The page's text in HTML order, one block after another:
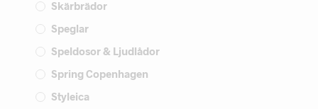
Skärbrädor
Speglar
Speldosor & Ljudlådor
Spring Copenhagen
Styleica